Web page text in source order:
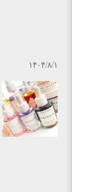
۱۴۰۴/۸/۱